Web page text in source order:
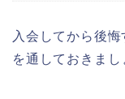
入会してから後
を通しておきまし